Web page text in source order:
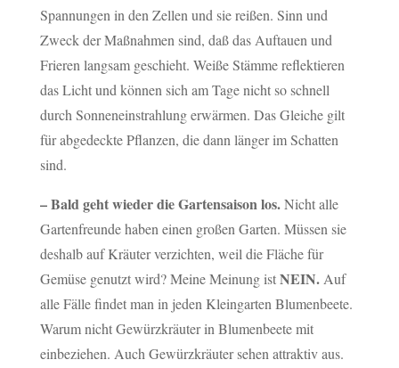
Spannungen in den Zellen und sie reißen. Sinn und
Zweck der Maßnahmen sind, daß das Auftauen und
Frieren langsam geschieht. Weiße Stämme reflektieren
das Licht und können sich am Tage nicht so schnell
durch Sonneneinstrahlung erwärmen. Das Gleiche gilt
für abgedeckte Pflanzen, die dann länger im Schatten
sind.
– Bald geht wieder die Gartensaison los.Nicht alle
Gartenfreunde haben einen großen Garten. Müssen sie
deshalb auf Kräuter verzichten, weil die Fläche für
Gemüse genutzt wird? Meine Meinung istNEIN.Auf
alle Fälle findet man in jeden Kleingarten Blumenbeete.
Warum nicht Gewürzkräuter in Blumenbeete mit
einbeziehen. Auch Gewürzkräuter sehen attraktiv aus.